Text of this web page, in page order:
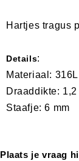
Hartjes tragus
Details:
Materiaal:
Draaddikte: 1,2
Staafje: 6 mm
Plaats je vraag